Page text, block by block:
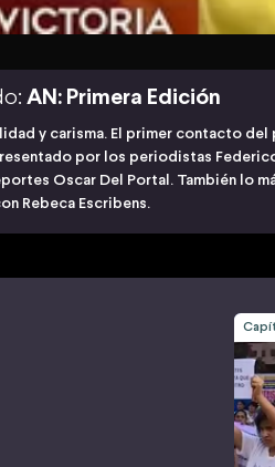
AN: Primera Edición
y carisma. El primer contacto
por los periodistas
Oscar Del Portal. También lo
Rebeca Escribens.